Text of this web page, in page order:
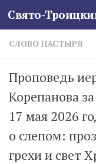
Skip to content
СЛОВО ПАСТЫРЯ
Проповедь
Корепанова
17 мая 2026
о слепом:
грехи и свет